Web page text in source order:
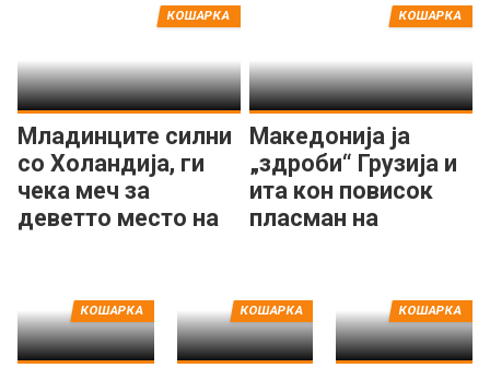
Младинците силни
со Холандија, ги
чека меч за
деветто место на
КОШАРКА
Македонија ја
„здроби“ Грузија и
ита кон повисок
пласман на
КОШАРКА
КОШАРКА КОШАРКА КОШАРКА